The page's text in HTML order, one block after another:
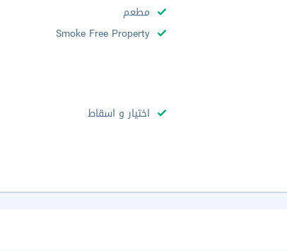
مطعم
Smoke Free Property
اختيار و اسقاط